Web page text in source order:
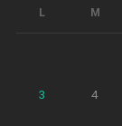
L M
3 4